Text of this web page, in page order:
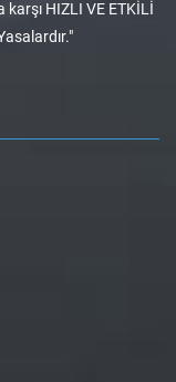
HIZLI VE ETKİLİ